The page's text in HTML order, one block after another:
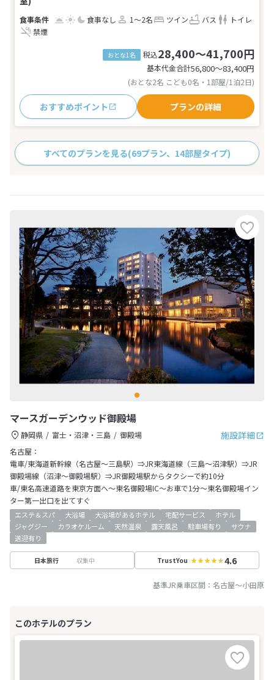
食事なし 1～2名 ツイン バス
トイレ
禁煙
おとな1名 税込28,400～41,700円
基本代金合計56,800〜83,400円
(おとな2名 こども0名・1部屋/1泊2日)
おすすめポイント プランの詳細
すべてのプランを見る(69プラン、14部屋タイプ)
マースガーデンウッド御殿場
施設詳細
静岡県 富士・沼津・三島
御殿場
名古屋：
電車/東海道新幹線（名古屋～三島駅）⇒JR東海道線（三島～沼津駅）⇒JR
御殿場線（沼津～御殿場駅）⇒JR御殿場駅からタクシーで約10分
車/東名高速道路を東京方面へ～東名御殿場IC～お車で1分～東名御殿場イン
ター第一出口を出てすぐ
エステ＆スパ 大浴場 大浴場があるホテル 宅配サービス
ホテル
ジャグジー
カラオケルーム 天然温泉 露天風呂 駐車場有り
サウナ
送迎有り
日本旅行 収集中 TrustYou 4.6
基準JR乗車区間： 名古屋～小田原